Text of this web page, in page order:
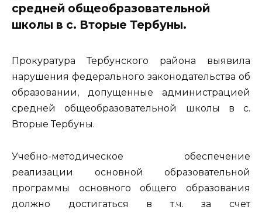
средней общеобразовательной
школы в с. Вторые Тербуны.
Прокуратура Тербунского района выявила
нарушения федерального законодательства об
образовании, допущенные администрацией
средней общеобразовательной школы в с.
Вторые Тербуны.
Учебно-методическое обеспечение
реализации основной образовательной
программы основного общего образования
должно достигаться в т.ч. за счет